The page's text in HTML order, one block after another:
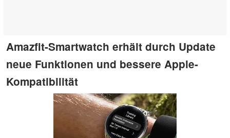
Amazfit-Smartwatch erhält durch Update
neue Funktionen und bessere Apple-
Kompatibilität